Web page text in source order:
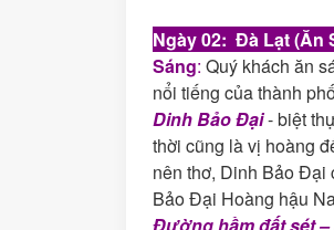
Ngày 02: Đà Lạt(Ăn
Sáng: Quý khách ăn
nổi tiếng của thành
Dinh Bảo Đại- biệt
thời cũng là vị hoàng
nên thơ, Dinh Bảo Đại
Bảo Đại Hoàng hậu
Đường hầm đất sét